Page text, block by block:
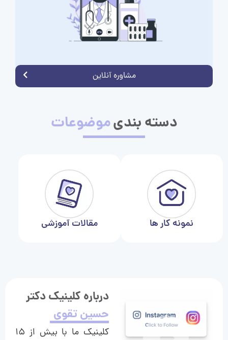
مشاوره آنلاین
دسته بندیموضوعات
نمونه کار ها مقالات آموزشی
درباره کلینیک دکتر
حسین تقوی
کلینیک ما با بیش از ۱۵